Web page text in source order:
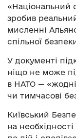
«Національний
зробив
мисленні
спільної
У документі
ніщо не може
в НАТО —
чи тимчасові
Київський
на